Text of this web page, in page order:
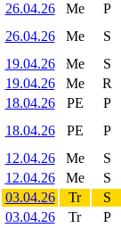
26.04.26
Me P
26.04.26
Me S
19.04.26
Me S
19.04.26
Me R
18.04.26
PE P
18.04.26
PE P
12.04.26
Me S
12.04.26
Me S
03.04.26
Tr S
03.04.26
Tr P